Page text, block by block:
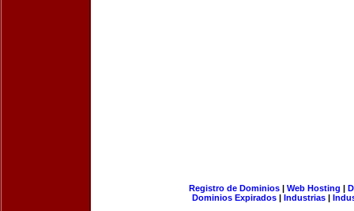
Registro de Dominios| Web Hosting |
Dominios Expirados | Industrias |